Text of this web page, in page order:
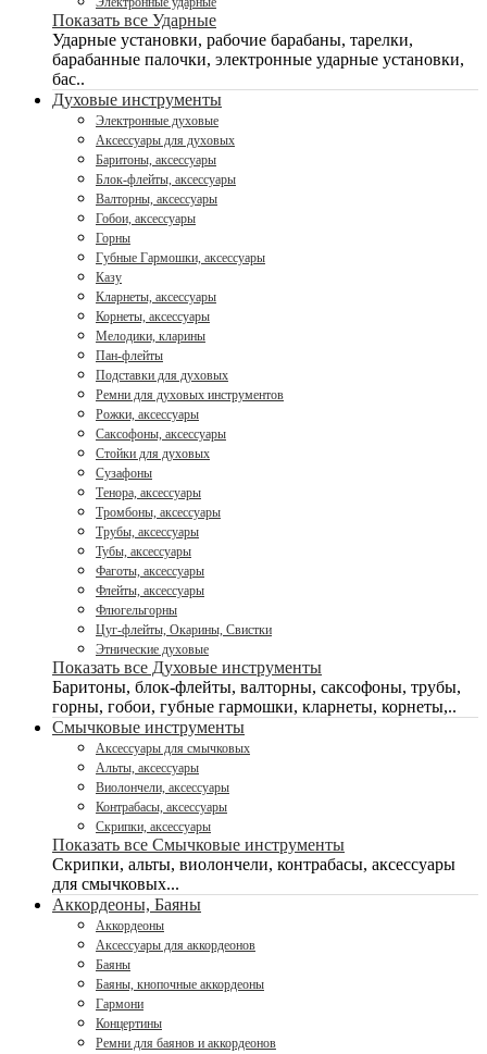
Показать все Ударные
Ударные установки, рабочие барабаны, тарелки,
барабанные палочки, электронные ударные установки,
бас..
Духовые инструменты
Электронные духовые
Аксессуары для духовых
Баритоны, аксессуары
Блок-флейты, аксессуары
Валторны, аксессуары
Гобои, аксессуары
Горны
Губные Гармошки, аксессуары
Казу
Кларнеты, аксессуары
Корнеты, аксессуары
Мелодики, кларины
Пан-флейты
Подставки для духовых
Ремни для духовых инструментов
Рожки, аксессуары
Саксофоны, аксессуары
Стойки для духовых
Сузафоны
Тенора, аксессуары
Тромбоны, аксессуары
Трубы, аксессуары
Тубы, аксессуары
Фаготы, аксессуары
Флейты, аксессуары
Флюгельгорны
Цуг-флейты, Окарины, Свистки
Этнические духовые
Показать все Духовые инструменты
Баритоны, блок-флейты, валторны, саксофоны, трубы,
горны, гобои, губные гармошки, кларнеты, корнеты,..
Смычковые инструменты
Аксессуары для смычковых
Альты, аксессуары
Виолончели, аксессуары
Контрабасы, аксессуары
Скрипки, аксессуары
Показать все Смычковые инструменты
Скрипки, альты, виолончели, контрабасы, аксессуары
для смычковых...
Аккордеоны, Баяны
Аккордеоны
Аксессуары для аккордеонов
Баяны
Баяны, кнопочные аккордеоны
Гармони
Концертины
Ремни для баянов и аккордеонов